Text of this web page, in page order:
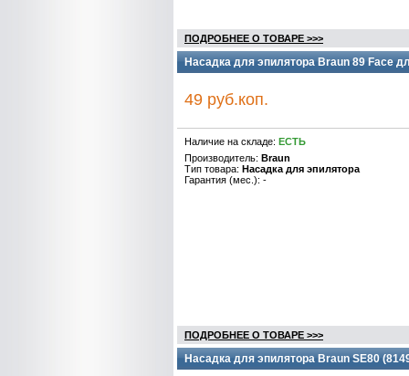
ПОДРОБНЕЕ О ТОВАРЕ >>>
Насадка для эпилятора Braun 89 Face
49 руб.коп.
Наличие на складе: ЕСТЬ
Производитель: Braun
Тип товара: Насадка для эпилятора
Гарантия (мес.): -
ПОДРОБНЕЕ О ТОВАРЕ >>>
Насадка для эпилятора Braun SE80